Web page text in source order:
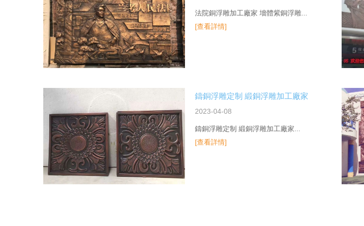
法院銅浮雕加工廠家 墻體紫銅浮雕...
[查看詳情]
鑄銅浮雕定制 緞銅浮雕加工廠家
2023-04-08
鑄銅浮雕定制 緞銅浮雕加工廠家...
[查看詳情]